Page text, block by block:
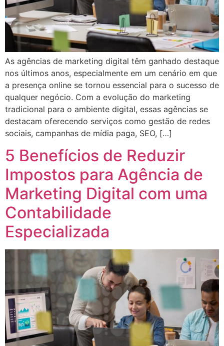
As agências de marketing digital têm ganhado destaque
nos últimos anos, especialmente em um cenário em que
a presença online se tornou essencial para o sucesso de
qualquer negócio. Com a evolução do marketing
tradicional para o ambiente digital, essas agências se
destacam oferecendo serviços como gestão de redes
sociais, campanhas de mídia paga, SEO, […]
5 Benefícios de Reduzir
Impostos para Agência de
Marketing Digital com uma
Contabilidade
Especializada